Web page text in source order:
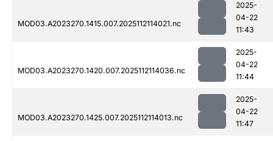
MOD03.A2023270.1415.007.2025112114021.nc
2025-
04-22
11:43
MOD03.A2023270.1420.007.2025112114036.nc
2025-
04-22
11:44
MOD03.A2023270.1425.007.2025112114013.nc
2025-
04-22
11:47